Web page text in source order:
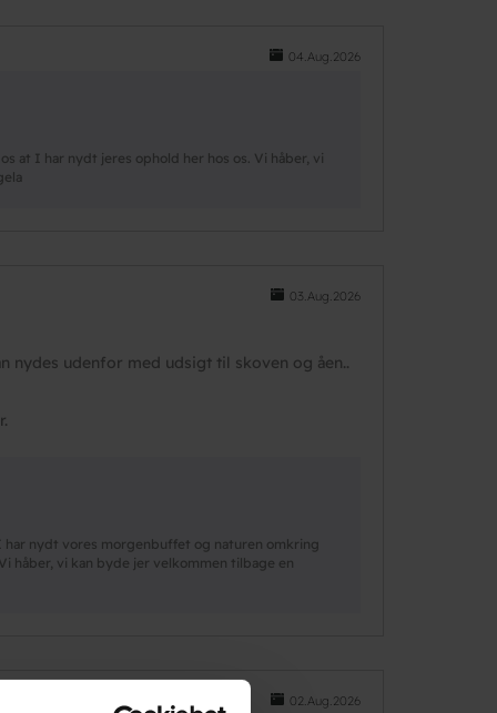
04.Aug.2026
at I har nydt jeres ophold her hos os. Vi håber, vi
03.Aug.2026
nydes udenfor med udsigt til skoven og åen..
nydt vores morgenbuffet og naturen omkring
håber, vi kan byde jer velkommen tilbage en
02.Aug.2026